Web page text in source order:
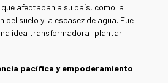
afectaban a su país, como la
suelo y la escasez de agua. Fue
idea transformadora: plantar
pacífica y empoderamiento